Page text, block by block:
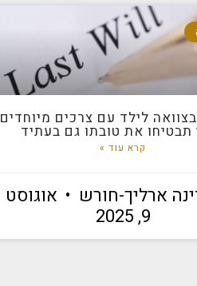
לילד עם צרכים מיוחדים
תבטיחו את טובתו גם בעתיד
קרא עוד »
ארליך-חורש
אוגוסט
9, 2025